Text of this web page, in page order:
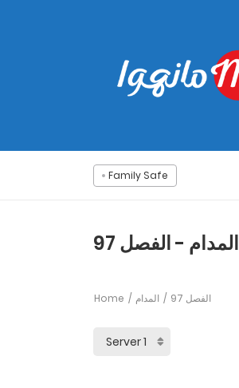
Family Safe
المدام - الفصل 97
Home المدام الفصل 97